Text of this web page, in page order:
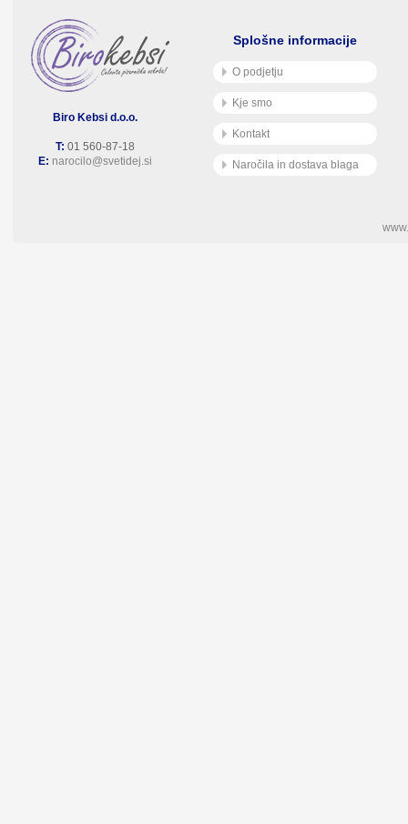
Biro Kebsi d.o.o.
T: 01 560-87-18
E: narocilo@svetidej.si
Splošne informacije
O podjetju
Kje smo
Kontakt
Naročila in dostava blaga